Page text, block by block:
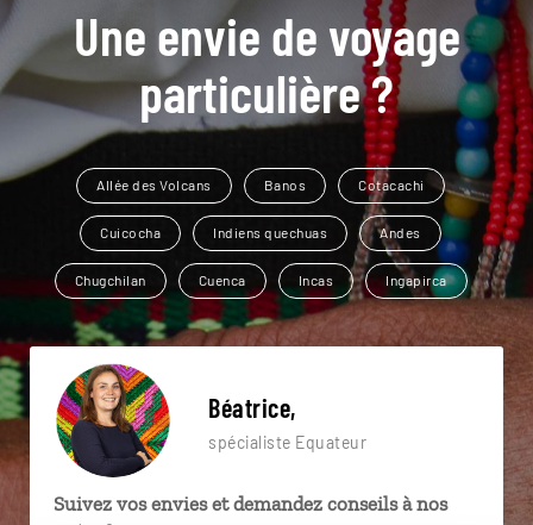
Une envie de voyage
particulière ?
Allée des Volcans Banos Cotacachi
Cuicocha Indiens quechuas Andes
Chugchilan Cuenca Incas Ingapirca
Béatrice,
spécialiste Equateur
Suivez vos envies et demandez conseils à nos